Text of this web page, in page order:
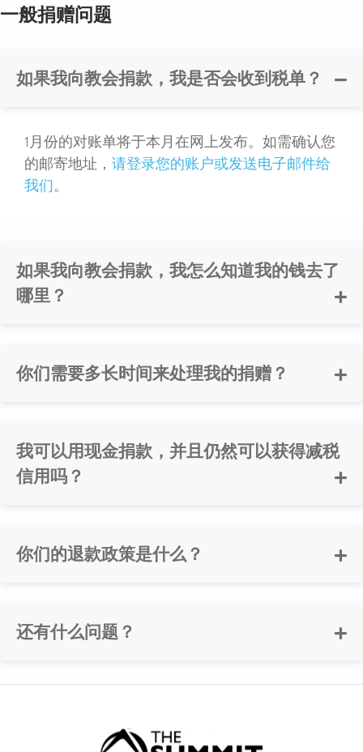
一般捐赠问题
如果我向教会捐款，我是否会收到税单？
1月份的对账单将于本月在网上发布。如需确认您
的邮寄地址， 请登录您的账户或发送电子邮件给
我们。
如果我向教会捐款，我怎么知道我的钱去了
哪里？
你们需要多长时间来处理我的捐赠？
我可以用现金捐款，并且仍然可以获得减税
信用吗？
你们的退款政策是什么？
还有什么问题？